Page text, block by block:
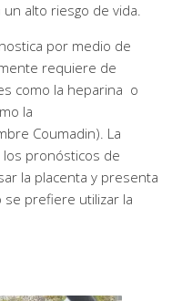
alto riesgo de vida.
por medio de
requiere de
como la heparina o
la
Coumadin). La
pronósticos de
la placenta y presenta
se prefiere utilizar la